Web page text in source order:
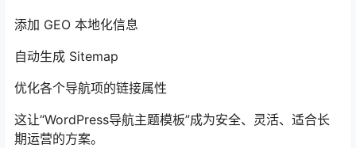
添加 GEO 本地化信息
自动生成 Sitemap
优化各个导航项的链接属性
这让“WordPress导航主题模板”成为安全、灵活、适合长
期运营的方案。